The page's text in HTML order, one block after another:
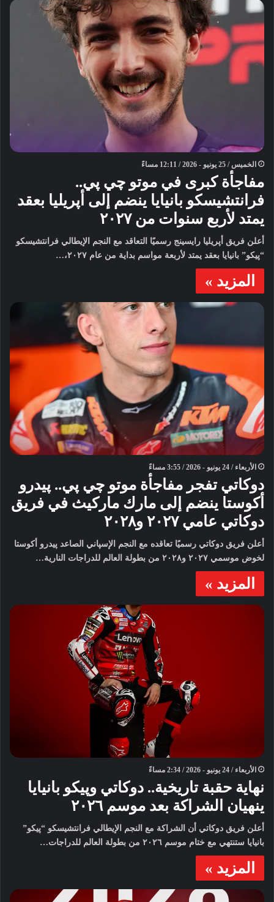
الخميس / 25 يونيو - 2026 / 12:11 مساءً
مفاجأة كبرى في موتو چي پي..
فرانتشيسكو بانيايا ينضم إلى أپريليا بعقد
يمتد لأربع سنوات من ٢٠٢٧
أعلن فريق أپريليا رايسينج رسميًا التعاقد مع النجم الإيطالي فرانتشيسكو
“پيكو” بانيايا بعقد يمتد لأربعة مواسم بداية من عام ٢٠٢٧،…
المزيد »
الأربعاء / 24 يونيو - 2026 / 3:55 مساءً
دوكاتي تفجر مفاجأة موتو چي پي.. پيدرو
أكوستا ينضم إلى مارك ماركيث في فريق
دوكاتي عامي ٢٠٢٧ و٢٠٢٨
أعلن فريق دوكاتي رسميًا تعاقده مع النجم الإسپاني الصاعد پيدرو أكوستا
لخوض موسمي ٢٠٢٧ و٢٠٢٨ من بطولة العالم للدراجات النارية…
المزيد »
الأربعاء / 24 يونيو - 2026 / 2:34 مساءً
نهاية حقبة تاريخية.. دوكاتي وپيكو بانيايا
ينهيان الشراكة بعد موسم ٢٠٢٦
أعلن فريق دوكاتي أن الشراكة مع النجم الإيطالي فرانتشيسكو “پيكو”
بانيايا ستنتهي مع ختام موسم ٢٠٢٦ من بطولة العالم للدراجات…
المزيد »